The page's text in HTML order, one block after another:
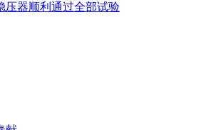
压器顺利通过全部试验